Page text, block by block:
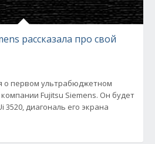
рассказала про свой
о первом ультрабюджетном
Fujitsu Siemens. Он будет
3520, диагональ его экрана